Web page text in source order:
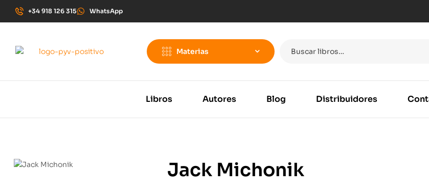
+34 918 126 315 WhatsApp
Materias
Libros Autores Blog Distribuidores
Jack Michonik